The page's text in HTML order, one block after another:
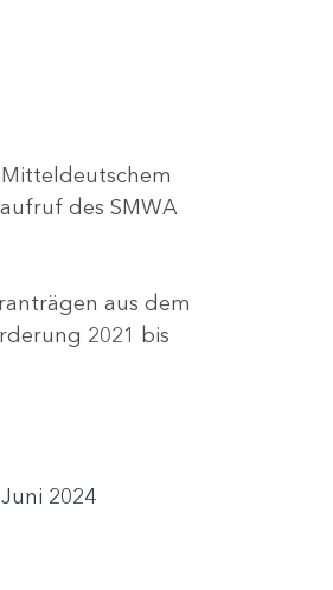
des SMWA
aus dem
2021 bis
2024